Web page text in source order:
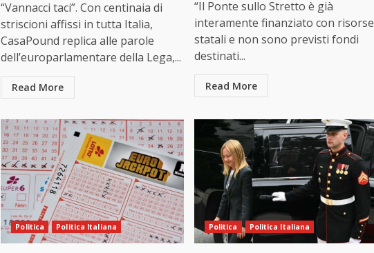
“Vannacci taci”. Con centinaia di
striscioni affissi in tutta Italia,
CasaPound replica alle parole
dell’europarlamentare della Lega,...
Read More
“Il Ponte sullo Stretto è già
interamente finanziato con risorse
statali e non sono previsti fondi
destinati...
Read More
Politica Politica Italiana Politica Politica Italiana